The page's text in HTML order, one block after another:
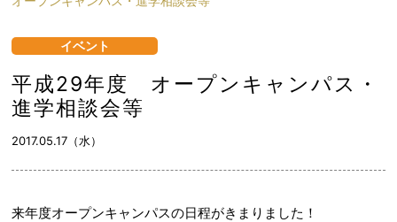
イベント
平成29年度 オープンキャンパス・
進学相談会等
2017.05.17（水）
来年度オープンキャンパスの日程がきまりました！